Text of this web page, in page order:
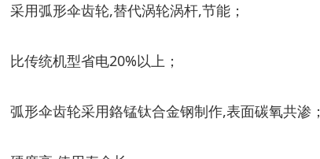
采用弧形伞齿轮,替代涡轮涡杆,节能；
比传统机型省电20%以上；
弧形伞齿轮采用鉻锰钛合金钢制作,表面碳氧共渗；